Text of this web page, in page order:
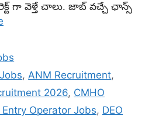
గా వెళ్తే చాలు. జాబ్ వచ్చే ఛాన్స్
,ANM Recruitment,
2026, CMHO
Entry Operator Jobs, DEO